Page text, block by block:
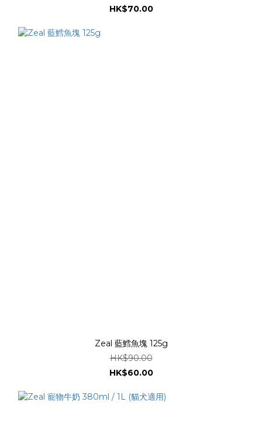
HK$70.00
Zeal 藍鱈魚塊 125g
HK$90.00
HK$60.00